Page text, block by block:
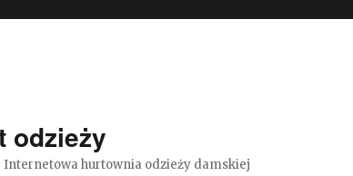
odzieży
hurtownia odzieży damskiej